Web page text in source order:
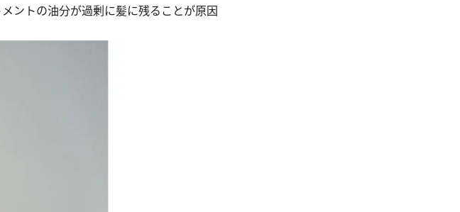
ントの油分が過剰に髪に残ることが原因